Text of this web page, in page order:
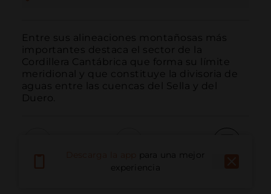
Entre sus alineaciones montañosas más
importantes destaca el sector de la
Cordillera Cantábrica que forma su límite
meridional y que constituye la divisoria de
aguas entre las cuencas del Sella y del
Duero.
Email
para una mejor
experiencia